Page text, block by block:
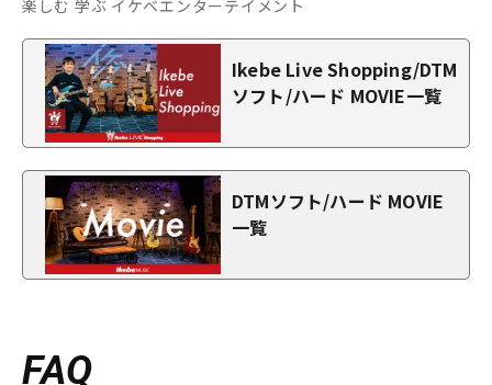
楽しむ 学ぶ イケベエンターテイメント
Ikebe Live Shopping/DTM
ソフト/ハード MOVIE一覧
DTMソフト/ハード MOVIE
一覧
FAQ